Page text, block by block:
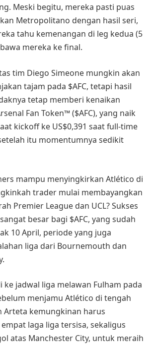
Meski begitu, mereka pasti puas
Metropolitano dengan hasil seri,
tahu kemenangan di leg kedua (5
mereka ke final.
tim Diego Simeone mungkin akan
tajam pada $AFC, tetapi hasil
tetap memberi kenaikan
Fan Token™ ($AFC), yang naik
kickoff ke US$0,391 saat full-time
itu momentumnya sedikit
mampu menyingkirkan Atlético di
trader mulai membayangkan
Premier League dan UCL? Sukses
besar bagi $AFC, yang sudah
10 April, periode yang juga
liga dari Bournemouth dan
ke jadwal liga melawan Fulham pada
menjamu Atlético di tengah
Arteta kemungkinan harus
laga liga tersisa, sekaligus
atas Manchester City, untuk meraih